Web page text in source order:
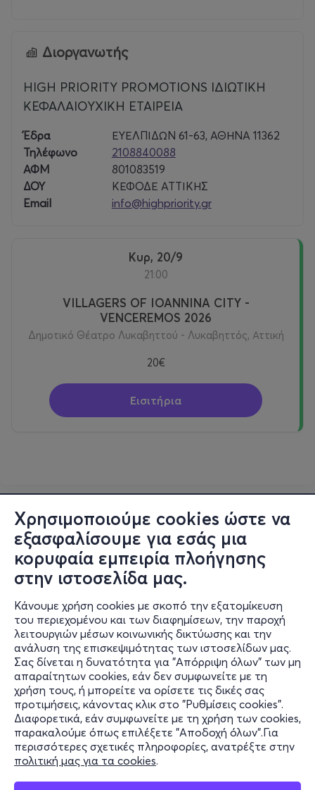
Χρησιμοποιούμε cookies ώστε να
εξασφαλίσουμε για εσάς μια
κορυφαία εμπειρία πλοήγησης
στην ιστοσελίδα μας.
Κάνουμε χρήση cookies με σκοπό την εξατομίκευση
του περιεχομένου και των διαφημίσεων, την παροχή
λειτουργιών μέσων κοινωνικής δικτύωσης και την
ανάλυση της επισκεψιμότητας των ιστοσελίδων μας.
Σας δίνεται η δυνατότητα για "Απόρριψη όλων" των μη
απαραίτητων cookies, εάν δεν συμφωνείτε με τη
χρήση τους, ή μπορείτε να ορίσετε τις δικές σας
προτιμήσεις, κάνοντας κλικ στο "Ρυθμίσεις cookies".
Διαφορετικά, εάν συμφωνείτε με τη χρήση των cookies,
παρακαλούμε όπως επιλέξετε "Αποδοχή όλων".Για
περισσότερες σχετικές πληροφορίες, ανατρέξτε στην
πολιτική μας για τα cookies.
Διοργανωτής
HIGH PRIORITY PROMOTIONS ΙΔΙΩΤΙΚΗ
ΚΕΦΑΛΑΙΟΥΧΙΚΗ ΕΤΑΙΡΕΙΑ
Έδρα
ΕΥΕΛΠΙΔΩΝ 61-63, ΑΘΗΝΑ 11362
Τηλέφωνο
2108840088
ΑΦΜ
801083519
ΔΟΥ
ΚΕΦΟΔΕ ΑΤΤΙΚΗΣ
Email
info@highpriority.gr
Κυρ, 20/9
21:00
VILLAGERS OF IOANNINA CITY -
VENCEREMOS 2026
Δημοτικό Θέατρο Λυκαβηττού - Λυκαβηττός, Αττική
20€
Εισιτήρια
Πληροφορίες
Υποστήριξη
Stay Connected
Mobile app